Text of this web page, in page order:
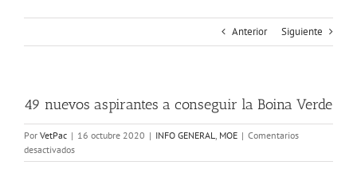
Anterior Siguiente
49 nuevos aspirantes a conseguir la Boina Verde
Por VetPac | 16 octubre 2020 | INFO GENERAL, MOE | Comentarios
desactivadosen
49